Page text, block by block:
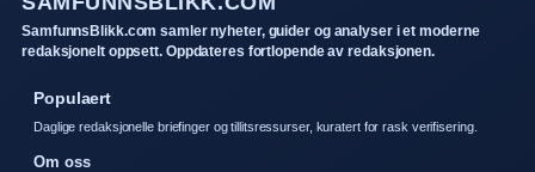
SamfunnsBlikk.com samler nyheter, guider og analyser i et moderne
redaksjonelt oppsett. Oppdateres fortlopende av redaksjonen.
Populaert
Daglige redaksjonelle briefinger og tillitsressurser, kuratert for rask verifisering.
Om oss